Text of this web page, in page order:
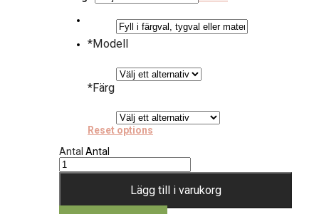
*Modell
*Färg
Reset options
Antal Antal
Lägg till i varukorg